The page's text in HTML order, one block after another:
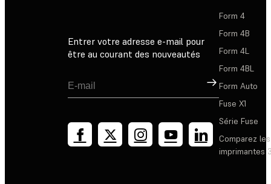
Entrer votre adresse e-mail pour
être au courant des nouveautés
Inscription
Form 4
Form 4B
Form 4L
Form 4BL
Form Auto
Fuse X1
Série Fuse
Comparez les
imprimantes